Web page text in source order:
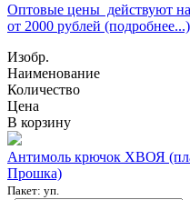
Оптовые цены действуют на
от 2000 рублей
Изобр.
Наименование
Количество
Цена
В корзину
Антимоль крючок ХВОЯ
Прошка)
Пакет: уп.